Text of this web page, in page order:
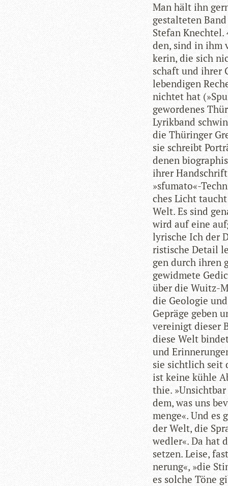
Man hält ihn
gestal­te­ten
Ste­fan
den, sind in ihm
ke­rin, die sich
schaft und ihrer
leben­di­gen
nich­tet hat
gewor­de­nes
Lyrik­band
die Thü­rin­ger
sie schreibt
denen
ihrer
»sfumato«-
ches Licht
Welt. Es sind
wird auf eine
lyri­sche Ich der
ris­ti­sche Detail
gen durch ihren
gewid­mete
über die Wuitz-
die Geo­lo­gie
Gepräge geben
ver­ei­nigt die­ser
diese Welt
und
sie sicht­lich seit
ist keine kühle
thie.
dem, was uns
menge«. Und es
der Welt, die
wed­ler«. Da hat
set­zen. Leise,
ne­rung«, »die
es sol­che Töne